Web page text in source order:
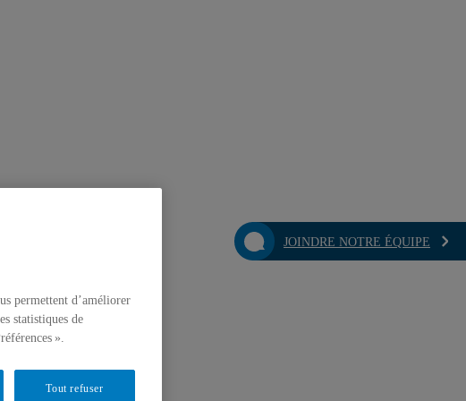
JOINDRE NOTRE ÉQUIPE
permettent d’améliorer
statistiques de
».
Tout refuser